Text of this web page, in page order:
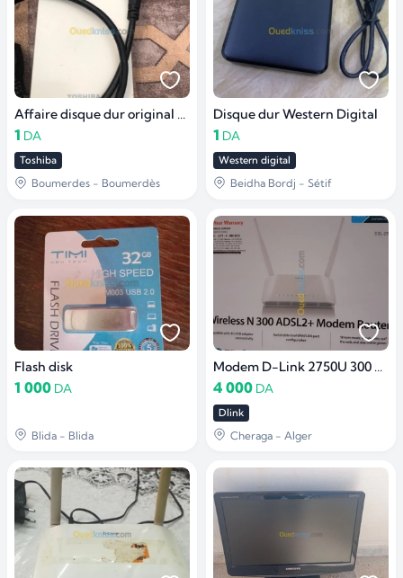
Affaire disque dur original 2000 GB
1 DA
Toshiba
Boumerdes - Boumerdès
Disque dur Western Digital
1 DA
Western digital
Beidha Bordj - Sétif
Flash disk
1 000 DA
Blida - Blida
Modem D-Link 2750U 300 Mbps neuf
4 000 DA
Dlink
Cheraga - Alger